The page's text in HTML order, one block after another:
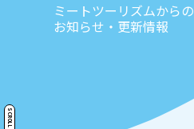
SCROLL
ミートツーリズムからの
お知らせ・更新情報